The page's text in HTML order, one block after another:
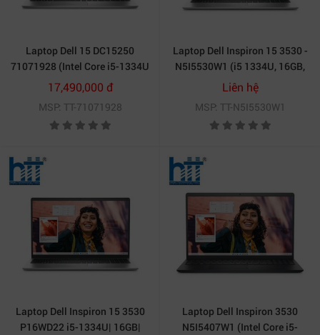
Laptop Dell 15 DC15250
71071928 (Intel Core i5-1334U
| 16GB | 512GB | Intel Graphics
| 15.6 inch FHD IPS | Win 11 |
Bạc)
17,490,000 đ
MSP: TT-71071928
Laptop Dell Inspiron 15 3530 -
N5I5530W1 (i5 1334U, 16GB,
512GB, Full HD 120Hz,
OfficeH24+365, Win11)
Liên hệ
MSP: TT-N5I5530W1
Laptop Dell Inspiron 15 3530
P16WD22 i5-1334U| 16GB|
Laptop Dell Inspiron 3530
N5I5407W1 (Intel Core i5-